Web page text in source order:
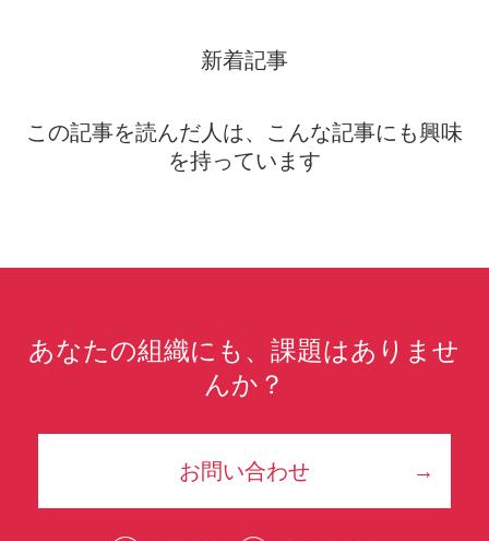
新着記事
この記事を読んだ人は、こんな記事にも興味
を持っています
あなたの組織にも、課題はありませ
んか？
お問い合わせ